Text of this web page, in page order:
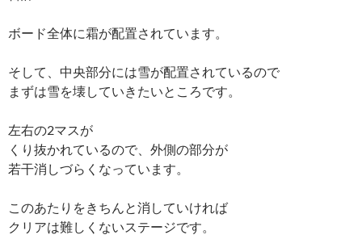
ボード全体に霜が配置されています。
そして、中央部分には雪が配置されているので
まずは雪を壊していきたいところです。
左右の2マスが
くり抜かれているので、外側の部分が
若干消しづらくなっています。
このあたりをきちんと消していければ
クリアは難しくないステージです。